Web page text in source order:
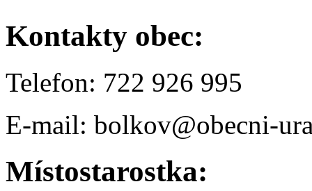
Kontakty obec:
Telefon: 722 926 995
E-mail: bolkov@obecni-
Místostarostka: